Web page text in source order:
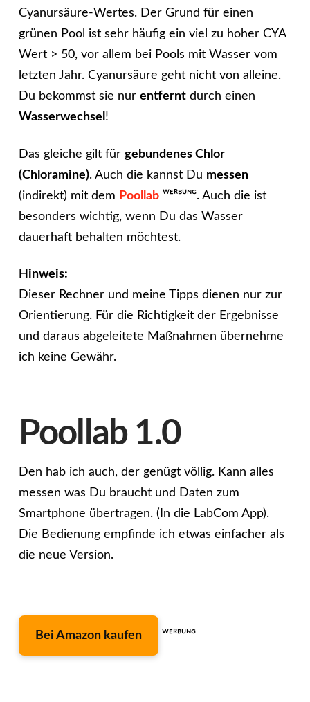
Cyanursäure-Wertes. Der Grund für einen
grünen Pool ist sehr häufig ein viel zu hoher CYA
Wert > 50, vor allem bei Pools mit Wasser vom
letzten Jahr. Cyanursäure geht nicht von alleine.
Du bekommst sie nur entferntdurch einen
Wasserwechsel !
Das gleiche gilt für gebundenes Chlor
(Chloramine). Auch die kannst Du messen
(indirekt) mit dem Poollabᵂᴱᴿᴮᵁᴺᴳ. Auch die ist
besonders wichtig, wenn Du das Wasser
dauerhaft behalten möchtest.
Hinweis:
Dieser Rechner und meine Tipps dienen nur zur
Orientierung. Für die Richtigkeit der Ergebnisse
und daraus abgeleitete Maßnahmen übernehme
ich keine Gewähr.
Poollab 1.0
Den hab ich auch, der genügt völlig. Kann alles
messen was Du braucht und Daten zum
Smartphone übertragen. (In die LabCom App).
Die Bedienung empfinde ich etwas einfacher als
die neue Version.
Bei Amazon kaufen ᵂᴱᴿᴮᵁᴺᴳ